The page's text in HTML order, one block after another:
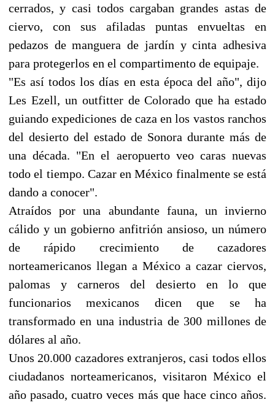
cerrados, y casi todos cargaban grandes astas de
ciervo, con sus afiladas puntas envueltas en
pedazos de manguera de jardín y cinta adhesiva
para protegerlos en el compartimento de equipaje.
"Es así todos los días en esta época del año", dijo
Les Ezell, un outfitter de Colorado que ha estado
guiando expediciones de caza en los vastos ranchos
del desierto del estado de Sonora durante más de
una década. "En el aeropuerto veo caras nuevas
todo el tiempo. Cazar en México finalmente se está
dando a conocer".
Atraídos por una abundante fauna, un invierno
cálido y un gobierno anfitrión ansioso, un número
de rápido crecimiento de cazadores
norteamericanos llegan a México a cazar ciervos,
palomas y carneros del desierto en lo que
funcionarios mexicanos dicen que se ha
transformado en una industria de 300 millones de
dólares al año.
Unos 20.000 cazadores extranjeros, casi todos ellos
ciudadanos norteamericanos, visitaron México el
año pasado, cuatro veces más que hace cinco años.